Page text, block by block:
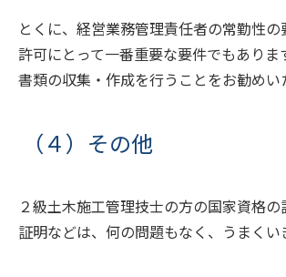
とくに、経営業務管理責任者の常勤性
許可にとって一番重要な要件でもありま
書類の収集・作成を行うことをお勧めい
（４）その他
２級土木施工管理技士の方の国家資格
証明などは、何の問題もなく、うまくい